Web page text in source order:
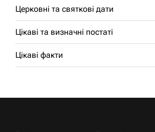
Церковні та святкові дати
Цікаві та визначні постаті
Цікаві факти